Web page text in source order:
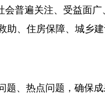
会普遍关注、受益面
助、住房保障、城乡
题、热点问题，确保